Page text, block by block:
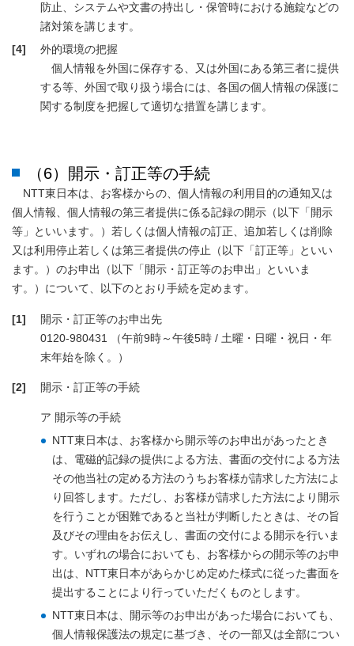
防止、システムや文書の持出し・保管時における施錠などの
諸対策を講じます。
[4]
外的環境の把握
個人情報を外国に保存する、又は外国にある第三者に提供
する等、外国で取り扱う場合には、各国の個人情報の保護に
関する制度を把握して適切な措置を講じます。
（6）開示・訂正等の手続
NTT東日本は、お客様からの、個人情報の利用目的の通知又は
個人情報、個人情報の第三者提供に係る記録の開示（以下「開示
等」といいます。）若しくは個人情報の訂正、追加若しくは削除
又は利用停止若しくは第三者提供の停止（以下「訂正等」といい
ます。）のお申出（以下「開示・訂正等のお申出」といいま
す。）について、以下のとおり手続を定めます。
[1]
開示・訂正等のお申出先
0120-980431 （午前9時～午後5時 / 土曜・日曜・祝日・年
末年始を除く。）
[2] 開示・訂正等の手続
ア 開示等の手続
NTT東日本は、お客様から開示等のお申出があったとき
は、電磁的記録の提供による方法、書面の交付による方法
その他当社の定める方法のうちお客様が請求した方法によ
り回答します。ただし、お客様が請求した方法により開示
を行うことが困難であると当社が判断したときは、その旨
及びその理由をお伝えし、書面の交付による開示を行いま
す。いずれの場合においても、お客様からの開示等のお申
出は、NTT東日本があらかじめ定めた様式に従った書面を
提出することにより行っていただくものとします。
NTT東日本は、開示等のお申出があった場合においても、
個人情報保護法の規定に基づき、その一部又は全部につい